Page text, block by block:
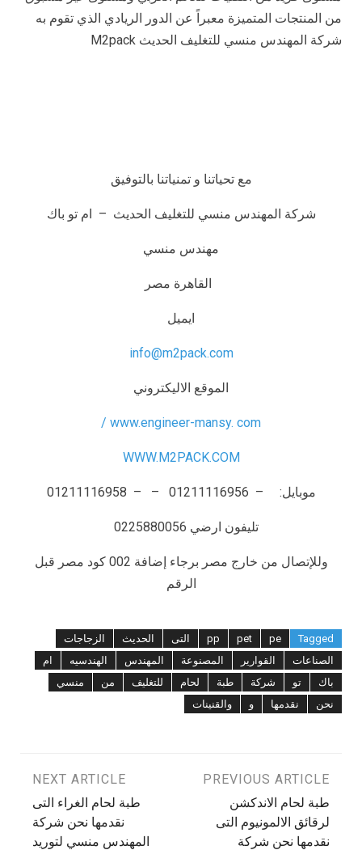
من المنتجات المتميزة معبراً عن الدور الريادي الذي تقوم به
شركة المهندس منسي للتغليف الحديث M2pack
مع تحياتنا و تمنياتنا بالتوفيق
شركة المهندس منسي للتغليف الحديث – ام تو باك
مهندس منسي
القاهرة مصر
ايميل
info@m2pack.com
الموقع الاليكتروني
www.engineer-mansy. com /
WWW.M2PACK.COM
موبايل: – 01211116956 – – 01211116958
تليفون ارضي 0225880056
وللإتصال من خارج مصر برجاء إضافة 002 كود مصر قبل
الرقم
Tagged
pe
pet
pp التى الحديث
الزجاجات
الصناعات
القوارير المصنوعة المهندس الهندسيه
ام
باك
تو شركة طبة لحام للتغليف من
منسي
نحن
نقدمها و والقنينات
تصفّح
المقالات
PREVIOUS ARTICLE
طبة لحام الاندكشن
لرقائق الالمونيوم التى
نقدمها نحن شركة
NEXT ARTICLE
طبة لحام الغراء التى
نقدمها نحن شركة
المهندس منسي لتوريد